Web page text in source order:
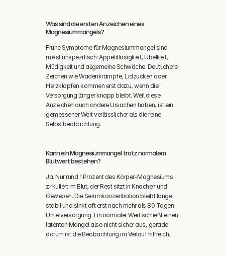
Was sind die ersten Anzeichen eines
Magnesiummangels?
Frühe Symptome für Magnesiummangel sind
meist unspezifisch: Appetitlosigkeit, Übelkeit,
Müdigkeit und allgemeine Schwäche. Deutlichere
Zeichen wie Wadenkrämpfe, Lidzucken oder
Herzklopfen kommen erst dazu, wenn die
Versorgung länger knapp bleibt. Weil diese
Anzeichen auch andere Ursachen haben, ist ein
gemessener Wert verlässlicher als die reine
Selbstbeobachtung.
Kann ein Magnesiummangel trotz normalem
Blutwert bestehen?
Ja. Nur rund 1 Prozent des Körper-Magnesiums
zirkuliert im Blut, der Rest sitzt in Knochen und
Geweben. Die Serumkonzentration bleibt lange
stabil und sinkt oft erst nach mehr als 80 Tagen
Unterversorgung. Ein normaler Wert schließt einen
latenten Mangel also nicht sicher aus, gerade
darum ist die Beobachtung im Verlauf hilfreich.